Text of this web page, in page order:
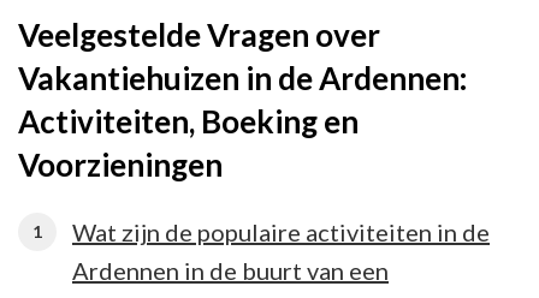
Veelgestelde Vragen over
Vakantiehuizen in de Ardennen:
Activiteiten, Boeking en
Voorzieningen
Wat zijn de populaire activiteiten in de
Ardennen in de buurt van een